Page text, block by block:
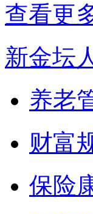
查看更
新金坛
养老
财富
保险